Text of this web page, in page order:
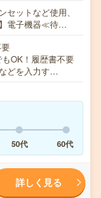
ットなど使用、
】電子機器≪待…
OK！履歴書不要
どを入力す…
50代 60代
詳しく見る